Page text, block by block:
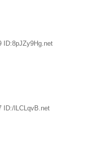
ID:8pJZy9Hg.net
ID:/lLCLqvB.net